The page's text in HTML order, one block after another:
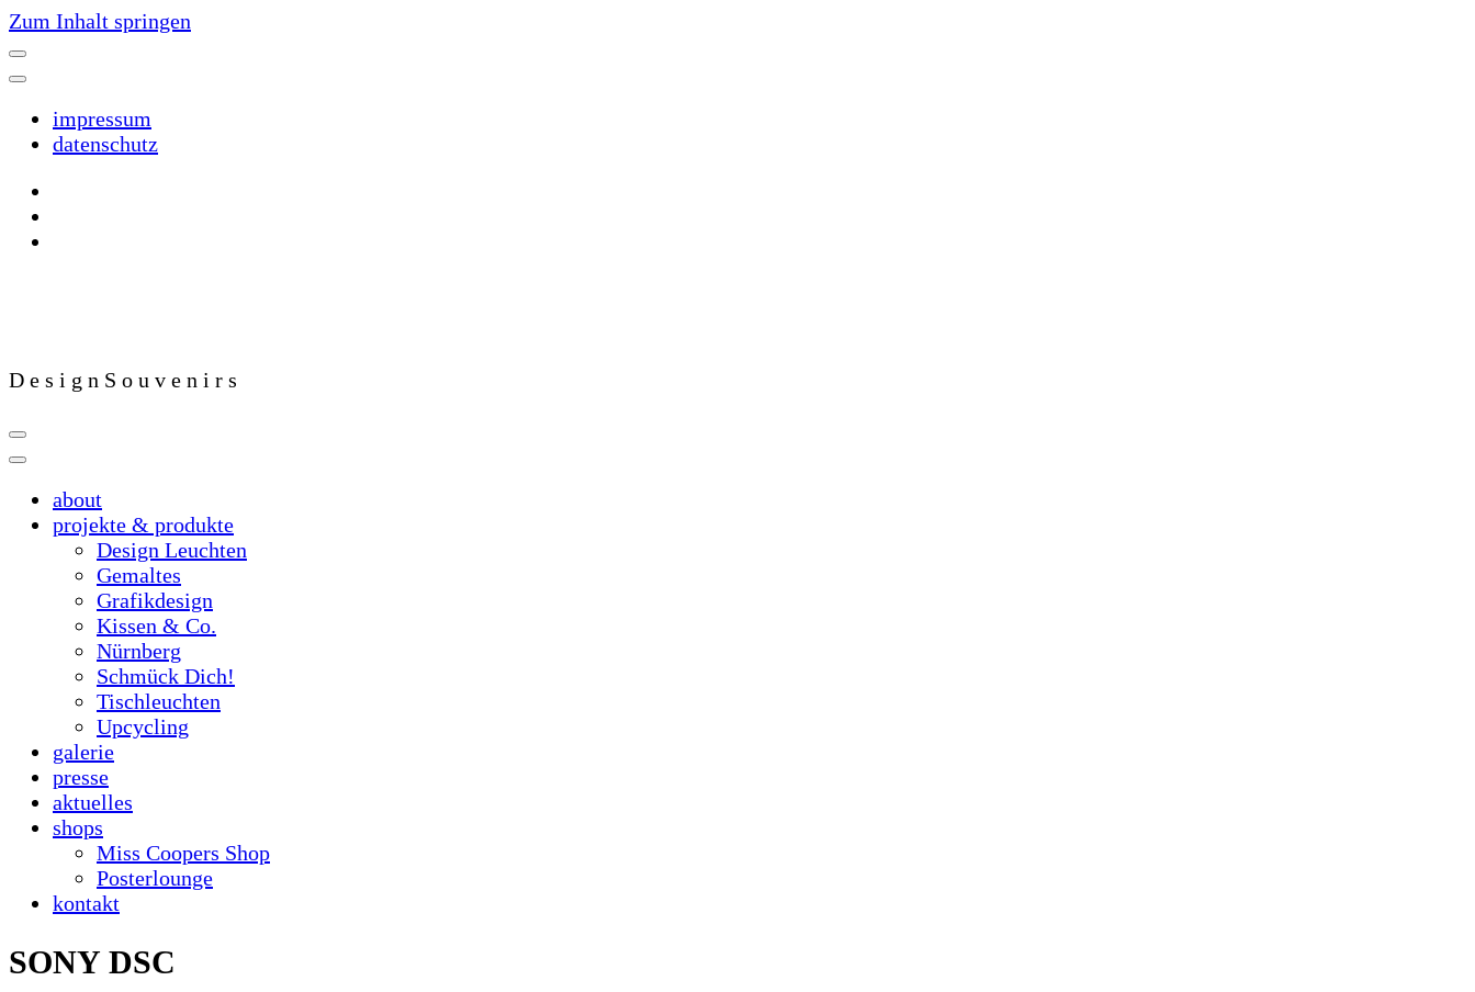
Zum Inhalt springen
impressum
datenschutz
D e s i g n S o u v e n i r s
about
projekte & produkte
Design Leuchten
Gemaltes
Grafikdesign
Kissen & Co.
Nürnberg
Schmück Dich!
Tischleuchten
Upcycling
galerie
presse
aktuelles
shops
Miss Coopers Shop
Posterlounge
kontakt
SONY DSC